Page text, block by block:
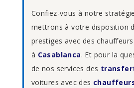
Confiez-vous à notre
mettrons à votre disposition
prestiges avec des
à Casablanca. Et pour la
de nos services des
voitures avec des